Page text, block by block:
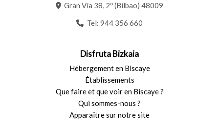
Gran Vía 38, 2º (Bilbao) 48009
Tel: 944 356 660
Disfruta Bizkaia
Hébergement en Biscaye
Établissements
Que faire et que voir en Biscaye ?
Qui sommes-nous ?
Apparaître sur notre site